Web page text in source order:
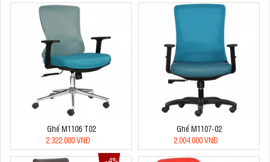
Ghế M1106 T02
2.322.000 VNĐ
Ghế M1107-02
2.004.000 VNĐ
-4%